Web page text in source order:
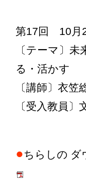
第17回 10月
〔テーマ〕
る・活かす
〔講師〕衣
〔受入教員
●ちらしの ダ